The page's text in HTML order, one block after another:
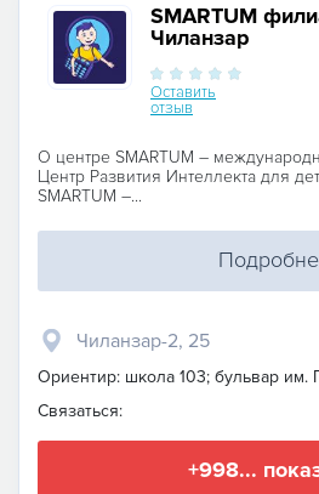
SMARTUM
Чиланзар
Оставить
отзыв
О центре SMARTUМ –
Центр Развития Интеллекта для
SMARTUM –...
Чиланзар-2, 25
Ориентир: школа 103; бульвар им.
Связаться:
+998...